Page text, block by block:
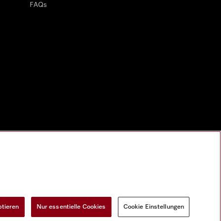
FAQs
Nur essentielle Cookies Cookie Einstellungen